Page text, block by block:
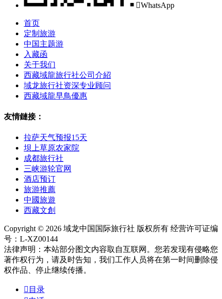
WhatsApp
首页
定制旅游
中国主题游
入藏函
关于我们
西藏域龍旅行社公司介紹
域龙旅行社资深专业顾问
西藏域龍早鳥優惠
友情鏈接：
拉萨天气预报15天
坝上草原农家院
成都旅行社
三峡游轮官网
酒店预订
旅游推薦
中國旅遊
西藏文創
Copyright © 2026 域龙中国国际旅行社 版权所有 经营许可证编
号：L-XZ00144
法律声明：本站部分图文内容取自互联网。您若发现有侵略您
著作权行为，请及时告知，我们工作人员将在第一时间删除侵
权作品、停止继续传播。
 目录